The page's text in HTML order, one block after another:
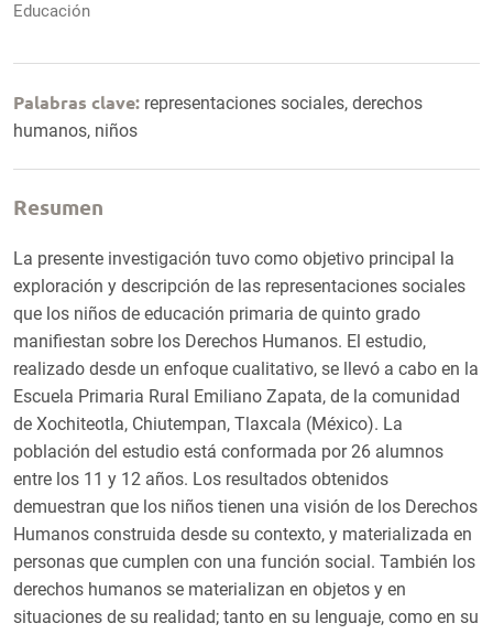
Educación
Palabras clave: representaciones sociales, derechos
humanos, niños
Resumen
La presente investigación tuvo como objetivo principal la
exploración y descripción de las representaciones sociales
que los niños de educación primaria de quinto grado
manifiestan sobre los Derechos Humanos. El estudio,
realizado desde un enfoque cualitativo, se llevó a cabo en la
Escuela Primaria Rural Emiliano Zapata, de la comunidad
de Xochiteotla, Chiutempan, Tlaxcala (México). La
población del estudio está conformada por 26 alumnos
entre los 11 y 12 años. Los resultados obtenidos
demuestran que los niños tienen una visión de los Derechos
Humanos construida desde su contexto, y materializada en
personas que cumplen con una función social. También los
derechos humanos se materializan en objetos y en
situaciones de su realidad; tanto en su lenguaje, como en su